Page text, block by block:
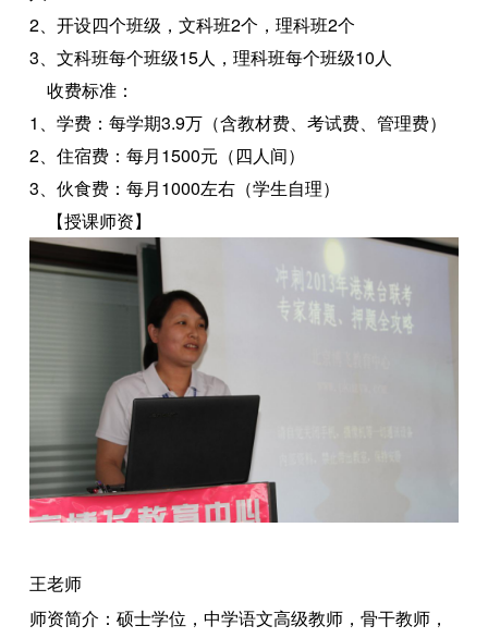
2、开设四个班级，文科班2个，理科班2个
3、文科班每个班级15人，理科班每个班级10人
收费标准：
1、学费：每学期3.9万（含教材费、考试费、管理费）
2、住宿费：每月1500元（四人间）
3、伙食费：每月1000左右（学生自理）
【授课师资】
王老师
师资简介：硕士学位，中学语文高级教师，骨干教师，